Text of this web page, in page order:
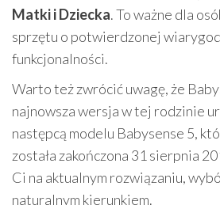
Matki i Dziecka. To ważne dla
sprzętu o potwierdzonej
funkcjonalności.
Warto też zwrócić uwagę, że
najnowsza wersja w tej rodzinie
następcą modelu Babysense 5,
została zakończona 31 sierpnia
Ci na aktualnym rozwiązaniu,
naturalnym kierunkiem.